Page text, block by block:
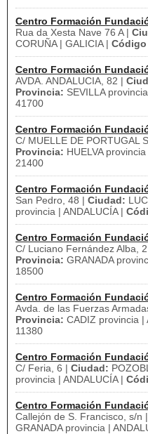
Centro Formación
Rua da Xesta Nave 76 A |
CORUÑA | GALICIA |
Centro Formación
AVDA. ANDALUCIA, 82 |
Provincia: SEVILLA
41700
Centro Formación
C/ MUELLE DE PORTUGAL
Provincia: HUELVA
21400
Centro Formación
San Pedro, 48 | Ciudad:
provincia | ANDALUCÍA |
Centro Formación
C/ Luciano Fernández Alba,
Provincia: GRANADA
18500
Centro Formación
Avda. de las Fuerzas
Provincia: CADIZ provincia |
11380
Centro Formación
C/ Feria, 6 | Ciudad:
provincia | ANDALUCÍA |
Centro Formación
Callejón de S. Francisco, s/n |
GRANADA provincia |